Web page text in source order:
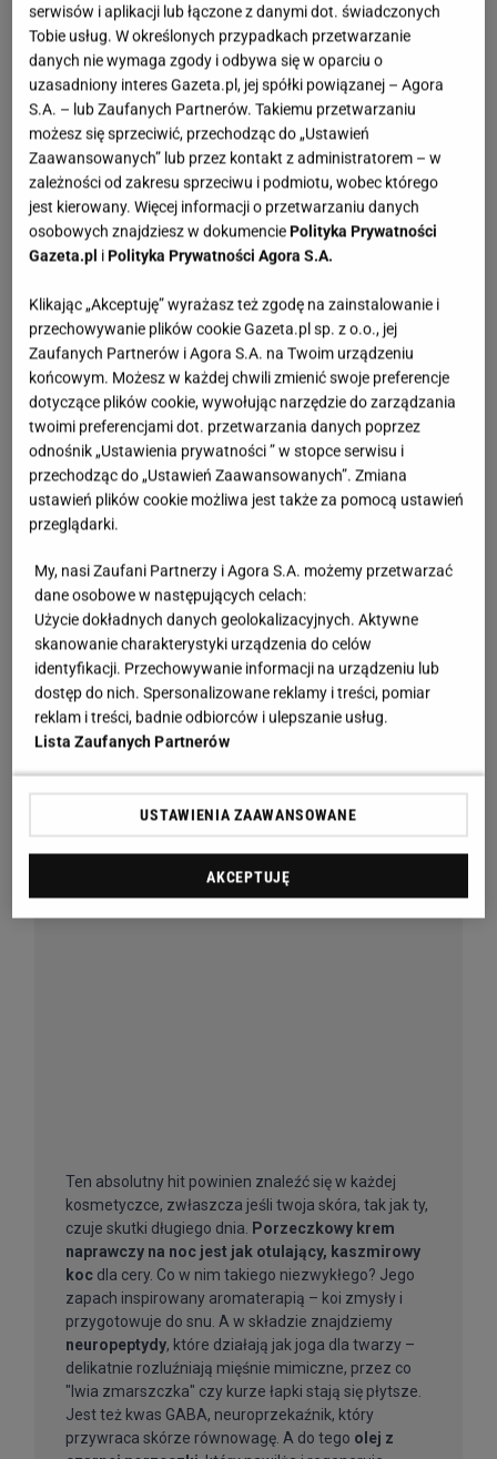
serwisów i aplikacji lub łączone z danymi dot. świadczonych
Tobie usług. W określonych przypadkach przetwarzanie
danych nie wymaga zgody i odbywa się w oparciu o
uzasadniony interes Gazeta.pl, jej spółki powiązanej – Agora
S.A. – lub Zaufanych Partnerów. Takiemu przetwarzaniu
możesz się sprzeciwić, przechodząc do „Ustawień
Zaawansowanych” lub przez kontakt z administratorem – w
zależności od zakresu sprzeciwu i podmiotu, wobec którego
jest kierowany. Więcej informacji o przetwarzaniu danych
osobowych znajdziesz w dokumenciePolityka Prywatności
Gazeta.pl iPolityka Prywatności Agora S.A.
Klikając „Akceptuję” wyrażasz też zgodę na zainstalowanie i
przechowywanie plików cookie Gazeta.pl sp. z o.o., jej
Zaufanych Partnerów i Agora S.A. na Twoim urządzeniu
końcowym. Możesz w każdej chwili zmienić swoje preferencje
dotyczące plików cookie, wywołując narzędzie do zarządzania
twoimi preferencjami dot. przetwarzania danych poprzez
odnośnik „Ustawienia prywatności ” w stopce serwisu i
przechodząc do „Ustawień Zaawansowanych”. Zmiana
ustawień plików cookie możliwa jest także za pomocą ustawień
przeglądarki.
My, nasi Zaufani Partnerzy i Agora S.A. możemy przetwarzać
dane osobowe w następujących celach:
Użycie dokładnych danych geolokalizacyjnych. Aktywne
skanowanie charakterystyki urządzenia do celów
identyfikacji. Przechowywanie informacji na urządzeniu lub
dostęp do nich. Spersonalizowane reklamy i treści, pomiar
reklam i treści, badnie odbiorców i ulepszanie usług.
Lista Zaufanych Partnerów
USTAWIENIA ZAAWANSOWANE
AKCEPTUJĘ